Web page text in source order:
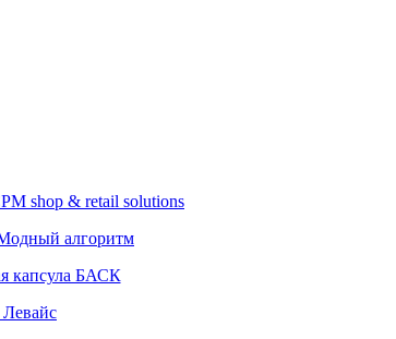
shop & retail solutions
алгоритм
капсула БАСК